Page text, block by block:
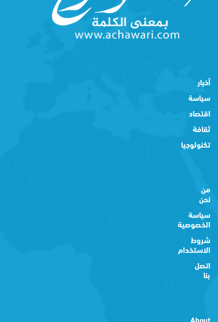
أخبار
سياسة
اقتصاد
ثقافة
تكنولوجيا
من
نحن
سياسة
الخصوصية
شروط
الاستخدام
اتصل
بنا